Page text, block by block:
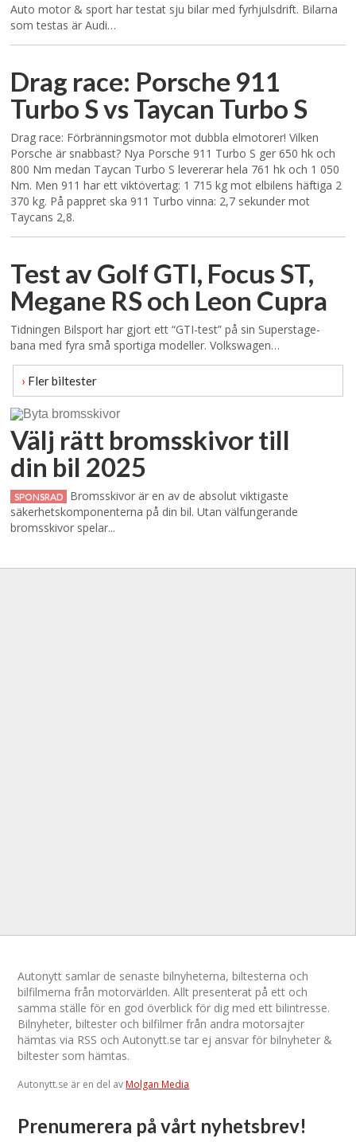
Auto motor & sport har testat sju bilar med fyrhjulsdrift. Bilarna
som testas är Audi…
Drag race: Porsche 911
Turbo S vs Taycan Turbo S
Drag race: Förbränningsmotor mot dubbla elmotorer! Vilken
Porsche är snabbast? Nya Porsche 911 Turbo S ger 650 hk och
800 Nm medan Taycan Turbo S levererar hela 761 hk och 1 050
Nm. Men 911 har ett viktövertag: 1 715 kg mot elbilens häftiga 2
370 kg. På pappret ska 911 Turbo vinna: 2,7 sekunder mot
Taycans 2,8.
Test av Golf GTI, Focus ST,
Megane RS och Leon Cupra
Tidningen Bilsport har gjort ett “GTI-test” på sin Superstage-
bana med fyra små sportiga modeller. Volkswagen…
› Fler biltester
Välj rätt bromsskivor till
din bil 2025
SPONSRAD
Bromsskivor är en av de absolut viktigaste
säkerhetskomponenterna på din bil. Utan välfungerande
bromsskivor spelar...
Autonytt samlar de senaste bilnyheterna, biltesterna och
bilfilmerna från motorvärlden. Allt presenterat på ett och
samma ställe för en god överblick för dig med ett bilintresse.
Bilnyheter, biltester och bilfilmer från andra motorsajter
hämtas via RSS och Autonytt.se tar ej ansvar för bilnyheter &
biltester som hämtas.
Autonytt.se är en del avMolgan Media
Prenumerera på vårt nyhetsbrev!